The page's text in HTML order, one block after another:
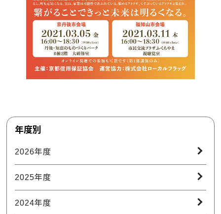
年度別
2026年度
2025年度
2024年度